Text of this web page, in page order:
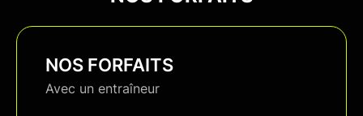
NOS FORFAITS
Avec un entraîneur